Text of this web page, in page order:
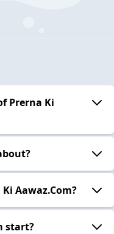
Prerna Ki
Aawaz.Com?
start?